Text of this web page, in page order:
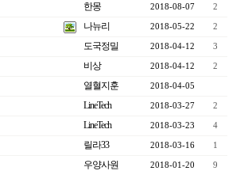
한몽 2018-08-07 2
나뉴리 2018-05-22 2
도국정밀 2018-04-12 3
비상 2018-04-12 2
열혈지훈 2018-04-05
LineTech 2018-03-27 2
LineTech 2018-03-23 4
릴라33 2018-03-16 1
우양사원 2018-01-20 9